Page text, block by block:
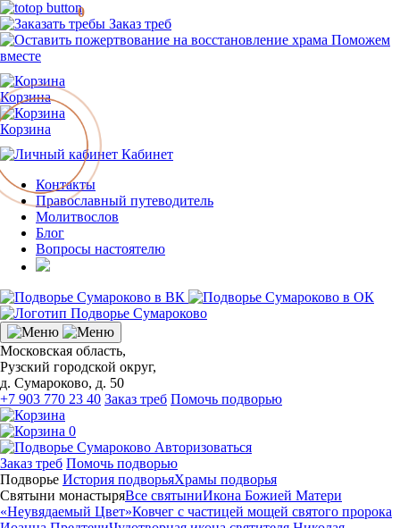
Заказ треб
Поможем
вместе
Корзина
Корзина
0
Кабинет
Контакты
Православный путеводитель
Молитвослов
Блог
Вопросы настоятелю
Московская область,
Рузский городской округ,
д. Сумароково, д. 50
+7 903 770 23 40 Заказ треб Помочь подворью
0
Авторизоваться
Заказ треб Помочь подворью
Подворье История подворьяХрамы подворья
Святыни монастыряВсе святыниИкона Божией Матери
«Неувядаемый Цвет»Ковчег с частицей мощей святого пророка